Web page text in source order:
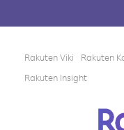
Rakuten Viki Rakuten
Rakuten Insight